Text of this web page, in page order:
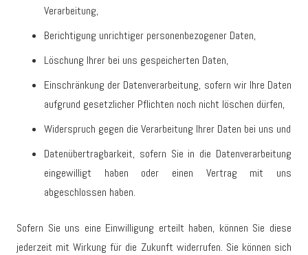
Verarbeitung,
Berichtigung unrichtiger personenbezogener Daten,
Löschung Ihrer bei uns gespeicherten Daten,
Einschränkung der Datenverarbeitung, sofern wir Ihre Daten
aufgrund gesetzlicher Pflichten noch nicht löschen dürfen,
Widerspruch gegen die Verarbeitung Ihrer Daten bei uns und
Datenübertragbarkeit, sofern Sie in die Datenverarbeitung
eingewilligt haben oder einen Vertrag mit uns
abgeschlossen haben.
Sofern Sie uns eine Einwilligung erteilt haben, können Sie diese
jederzeit mit Wirkung für die Zukunft widerrufen. Sie können sich